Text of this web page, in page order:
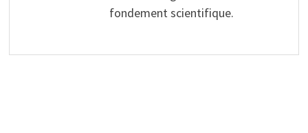
fondement scientifique.